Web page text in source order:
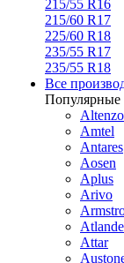
215/55 R16
215/60 R17
225/60 R18
235/55 R17
235/55 R18
Все
Популярные
Altenzo
Amtel
Antares
Aosen
Aplus
Arivo
Attar